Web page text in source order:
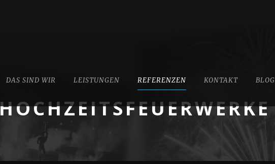
DAS SIND WIR LEISTUNGEN REFERENZEN KONTAKT BLOG
HOCHZEITSFEUERWERKE